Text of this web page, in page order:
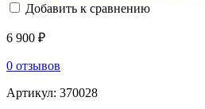
Добавить к сравнению
6 900 ₽
0 отзывов
Артикул: 370028